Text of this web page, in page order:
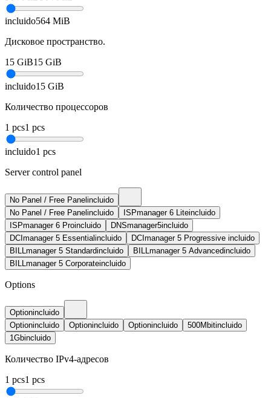
incluido564 MiB
Дисковое пространство.
15 GiB15 GiB
incluido15 GiB
Количество процессоров
1 pcs1 pcs
incluido1 pcs
Server control panel
No Panel / Free Panel incluido
No Panel / Free Panel incluido ISPmanager 6 Liteincluido
ISPmanager 6 Proincluido DNSmanager5incluido
DCImanager 5 Essentialincluido DCImanager 5 Progressive incluido
BILLmanager 5 Standardincluido BILLmanager 5 Advancedincluido
BILLmanager 5 Corporateincluido
Options
Optionincluido
Optionincluido Optionincluido Optionincluido 500Mbitincluido
1Gbincluido
Количество IPv4-адресов
1 pcs1 pcs